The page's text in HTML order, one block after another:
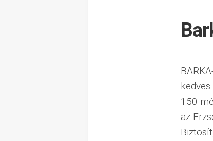
150
az